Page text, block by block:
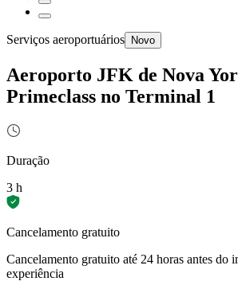
Serviços aeroportuários Novo
Aeroporto JFK de Nova
Primeclass no Terminal 1
Duração
3 h
Cancelamento gratuito
Cancelamento gratuito até 24 horas antes do
experiência